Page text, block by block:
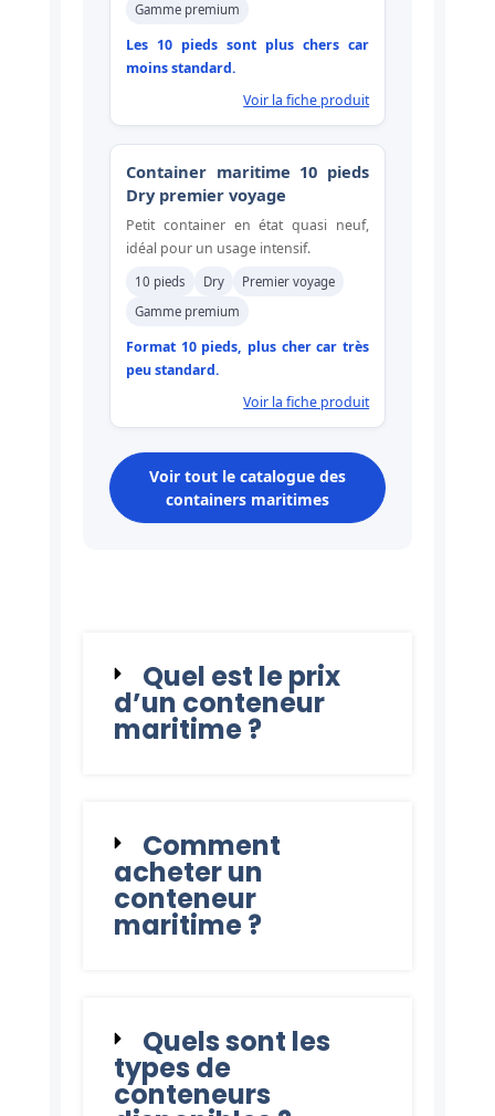
Gamme premium
Les 10 pieds sont plus chers car
moins standard.
Voir la fiche produit
Container maritime 10 pieds
Dry premier voyage
Petit container en état quasi neuf,
idéal pour un usage intensif.
10 pieds Dry
Premier voyage
Gamme premium
Format 10 pieds, plus cher car très
peu standard.
Voir la fiche produit
Voir tout le catalogue des
containers maritimes
Quel est le prix
d’un conteneur
maritime ?
Comment
acheter un
conteneur
maritime ?
Quels sont les
types de
conteneurs